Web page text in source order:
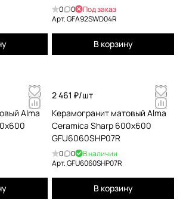
0 0
Под заказ
Арт.GFA92SWD04R
В корзину
Alma
2 461 ₽/шт
Керамогранит матовый Alma
Ceramica Sharp 600x600
GFU6060SHP07R
0 0
В наличии
Арт.GFU6060SHP07R
В корзину